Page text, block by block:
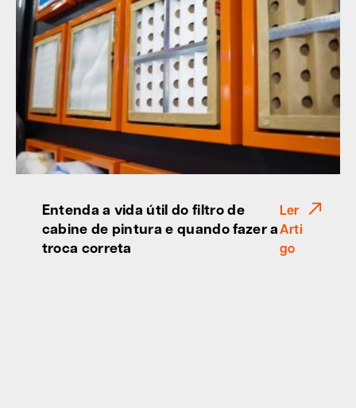
Entenda a vida útil do filtro de
cabine de pintura e quando fazer a
troca correta
Ler
Arti
go